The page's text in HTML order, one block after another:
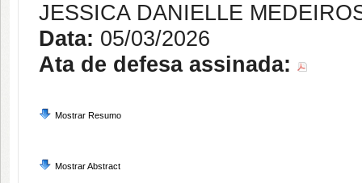
JESSICA DANIELLE
Data: 05/03/2026
Ata de defesa assinada:
Mostrar Resumo
Mostrar Abstract